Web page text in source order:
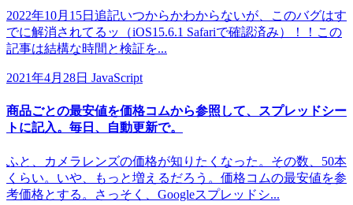
2022年10月15日追記いつからかわからないが、このバグはす
でに解消されてるッ（iOS15.6.1 Safariで確認済み）！！この
記事は結構な時間と検証を...
2021年4月28日 JavaScript
商品ごとの最安値を価格コムから参照して、スプレッドシー
トに記入。毎日、自動更新で。
ふと、カメラレンズの価格が知りたくなった。その数、50本
くらい。いや、もっと増えるだろう。価格コムの最安値を参
考価格とする。さっそく、Googleスプレッドシ...